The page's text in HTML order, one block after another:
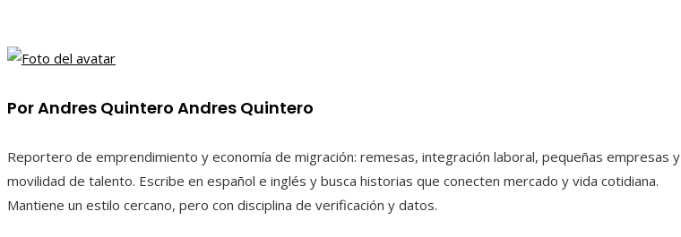
Por Andres Quintero Andres Quintero
Reportero de emprendimiento y economía de migración: remesas, integración laboral, pequeñas empresas y
movilidad de talento. Escribe en español e inglés y busca historias que conecten mercado y vida cotidiana.
Mantiene un estilo cercano, pero con disciplina de verificación y datos.